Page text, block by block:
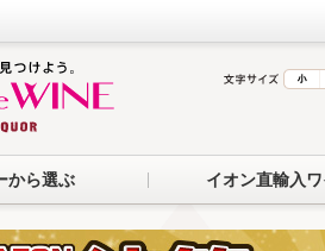
から選ぶ イオン直輸入